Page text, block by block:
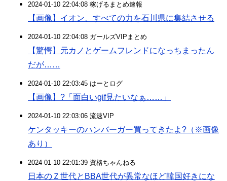
2024-01-10 22:04:08 稼げるまとめ速報
【画像】イオン、すべての力を石川県に集結させる
2024-01-10 22:04:08 ガールズVIPまとめ
【驚愕】元カノとゲームフレンドになっちまったん
だが……
2024-01-10 22:03:45 はーとログ
【画像】?「面白いgif見たいなぁ……」
2024-01-10 22:03:06 流速VIP
ケンタッキーのハンバーガー買ってきたよ?（※画像
あり）
2024-01-10 22:01:39 資格ちゃんねる
日本のＺ世代とBBA世代が異常なほど韓国好きにな